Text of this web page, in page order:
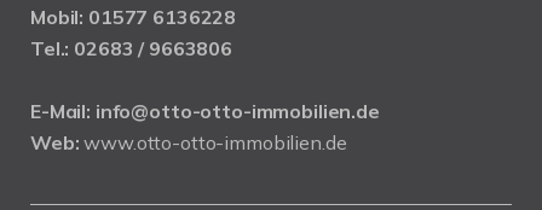
Mobil: 01577 6136228
Tel.: 02683 / 9663806
E-Mail: info@otto-otto-immobilien.de
Web: www.otto-otto-immobilien.de